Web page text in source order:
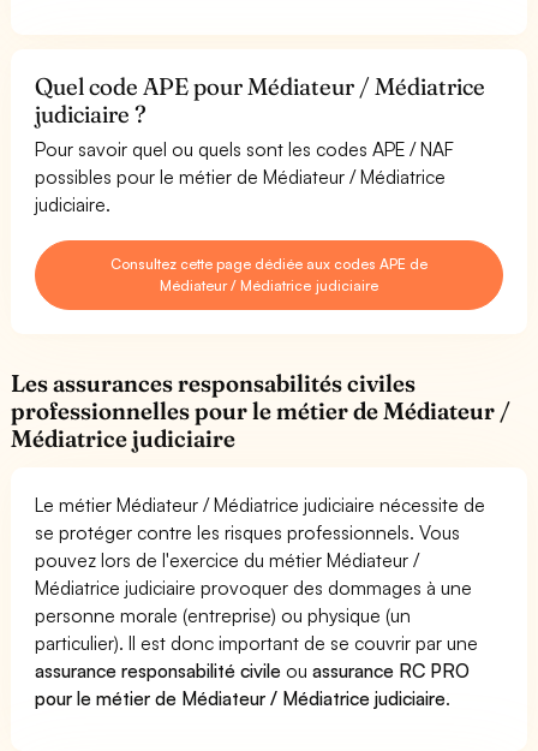
Quel code APE pour Médiateur / Médiatrice
judiciaire ?
Pour savoir quel ou quels sont les codes APE / NAF
possibles pour le métier de Médiateur / Médiatrice
judiciaire.
Consultez cette page dédiée aux codes APE de
Médiateur / Médiatrice judiciaire
Les assurances responsabilités civiles
professionnelles pour le métier de Médiateur /
Médiatrice judiciaire
Le métier Médiateur / Médiatrice judiciaire nécessite de
se protéger contre les risques professionnels. Vous
pouvez lors de l'exercice du métier Médiateur /
Médiatrice judiciaire provoquer des dommages à une
personne morale (entreprise) ou physique (un
particulier). Il est donc important de se couvrir par une
assurance responsabilité civile ouassurance RC PRO
pour le métier de Médiateur / Médiatrice judiciaire.